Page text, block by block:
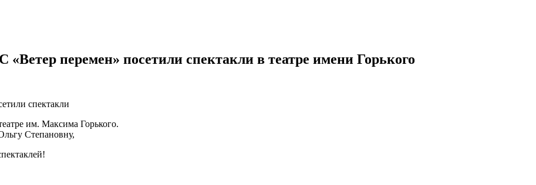
перемен» посетили спектакли в театре имени Горького
спектакли
им. Максима Горького.
Степановну,